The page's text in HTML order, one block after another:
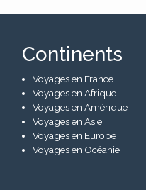
Continents
Voyages en France
Voyages en Afrique
Voyages en Amérique
Voyages en Asie
Voyages en Europe
Voyages en Océanie